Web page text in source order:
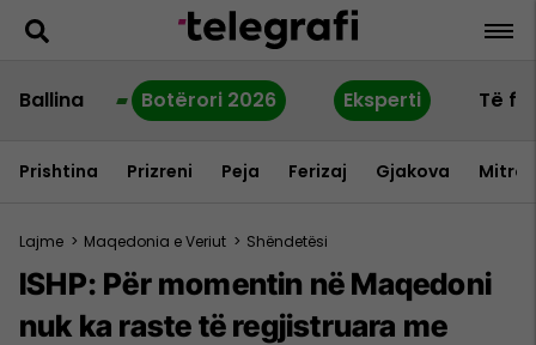
Ballina Botërori 2026 Eksperti Të
Prishtina Prizreni Peja Ferizaj Gjakova
Lajme > Maqedonia e Veriut > Shëndetësi
ISHP: Për momentin në Maqedoni
nuk ka raste të regjistruara me